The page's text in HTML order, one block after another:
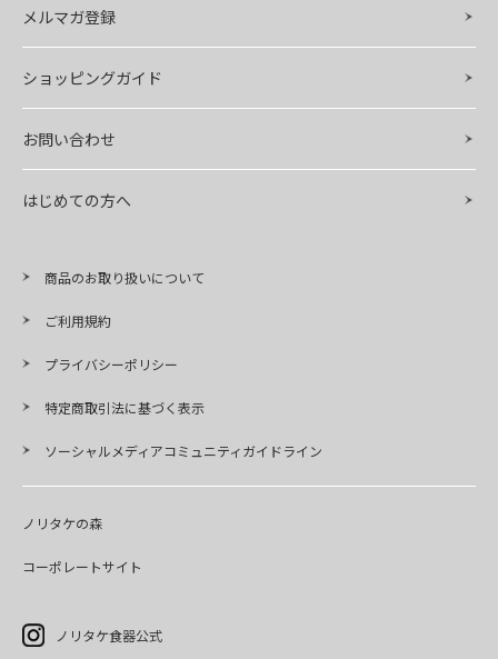
メルマガ登録
ショッピングガイド
お問い合わせ
はじめての方へ
商品のお取り扱いについて
ご利用規約
プライバシーポリシー
特定商取引法に基づく表示
ソーシャルメディアコミュニティガイドライン
ノリタケの森
コーポレートサイト
ノリタケ食器公式